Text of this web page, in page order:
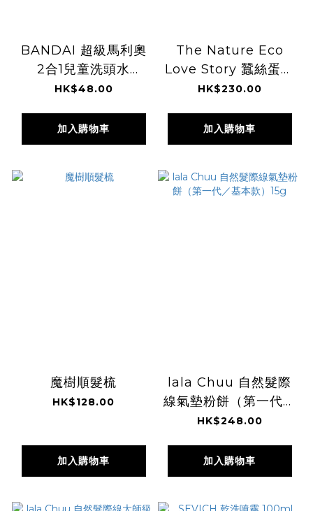
BANDAI 超級馬利奧
2合1兒童洗頭水
300ml
HK$48.00
加入購物車
The Nature Eco
Love Story 蠶絲蛋白
修護精華 150ml
HK$230.00
加入購物車
魔樹順髮梳
HK$128.00
加入購物車
lala Chuu 自然髮際
線氣墊粉餅（第一代／
基本款）15g
HK$248.00
加入購物車